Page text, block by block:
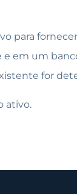
para
e em um
for
ativo.